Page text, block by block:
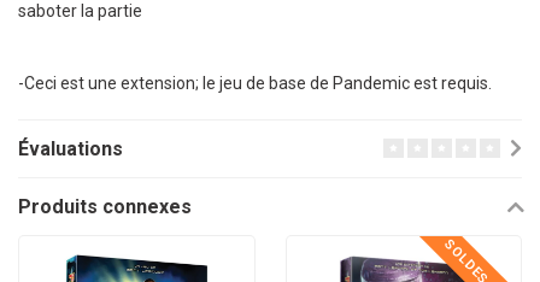
saboter la partie
-Ceci est une extension; le jeu de base de Pandemic est requis.
Évaluations
Produits connexes